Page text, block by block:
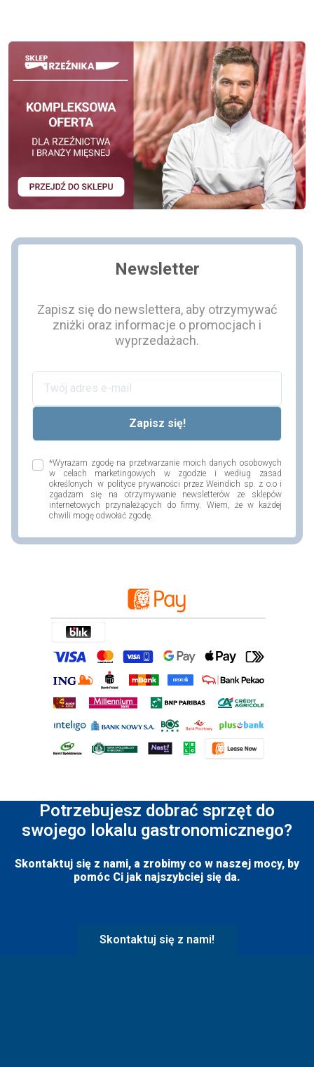
Newsletter
Zapisz się do newslettera, aby otrzymywać
zniżki oraz informacje o promocjach i
wyprzedażach.
*Wyrażam zgodę na przetwarzanie moich danych osobowych
w celach marketingowych w zgodzie i według zasad
określonych w polityce prywaności przez Weindich sp. z o.o i
zgadzam się na otrzymywanie newsletterów ze sklepów
internetowych przynależących do firmy. Wiem, że w każdej
chwili mogę odwołać zgodę.
Potrzebujesz dobrać sprzęt do
swojego lokalu gastronomicznego?
Skontaktuj się z nami, a zrobimy co w naszej mocy, by
pomóc Ci jak najszybciej się da.
Skontaktuj się z nami!